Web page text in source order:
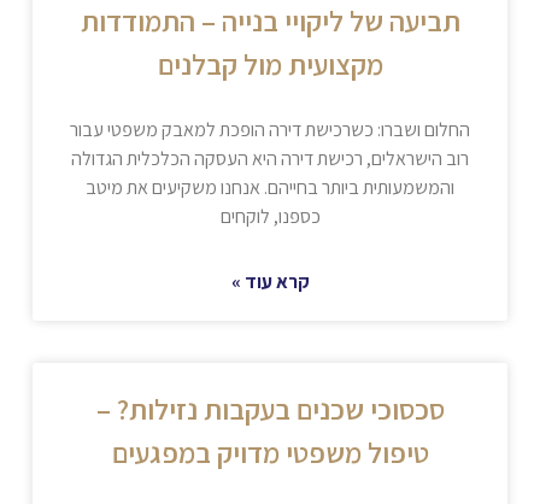
תביעה של ליקויי בנייה – התמודדות
מקצועית מול קבלנים
החלום ושברו: כשרכישת דירה הופכת למאבק משפטי עבור
רוב הישראלים, רכישת דירה היא העסקה הכלכלית הגדולה
והמשמעותית ביותר בחייהם. אנחנו משקיעים את מיטב
כספנו, לוקחים
קרא עוד »
סכסוכי שכנים בעקבות נזילות? –
טיפול משפטי מדויק במפגעים